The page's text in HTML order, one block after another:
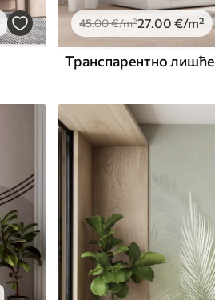
45.00€/m²27.00 €/m²
Транспарентно лишће